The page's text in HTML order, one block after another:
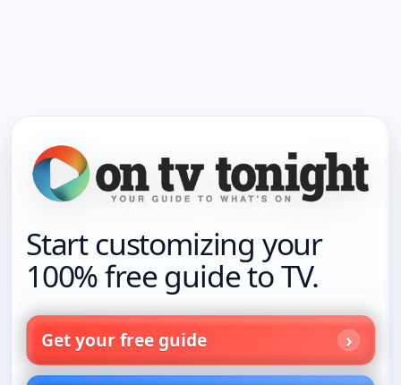
Start customizing your
100% free guide to TV.
Get your free guide